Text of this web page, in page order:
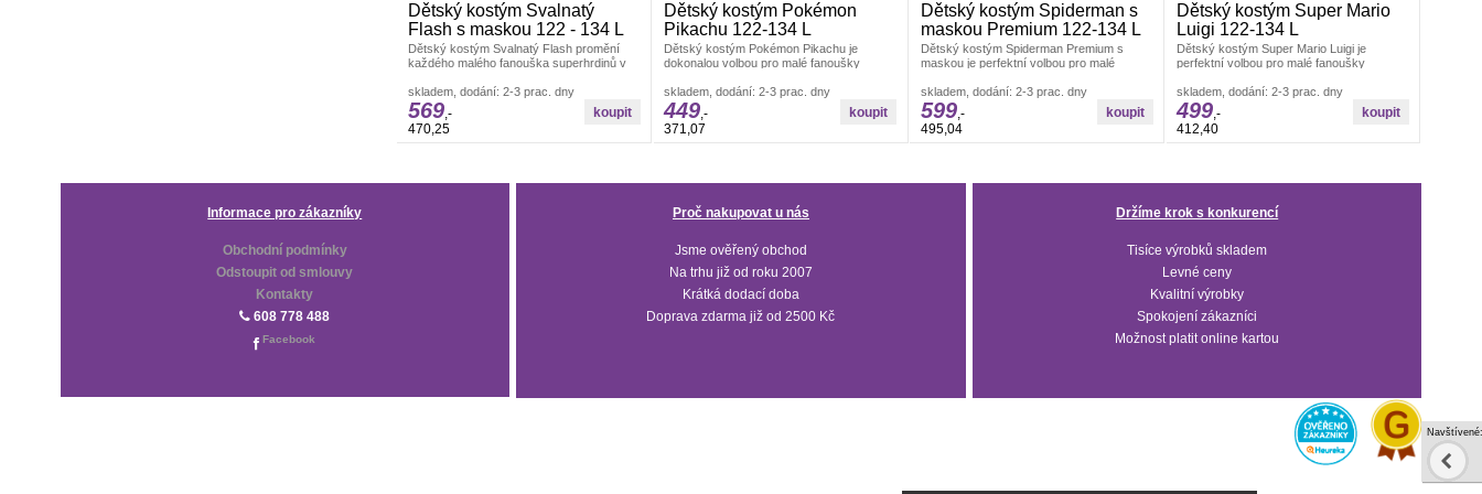
Dětský kostým Svalnatý
Flash s maskou 122 - 134 L
Dětský kostým Svalnatý Flash promění
každého malého fanouška superhrdinů v
skladem, dodání: 2-3 prac. dny
569,-
470,25
Dětský kostým Pokémon
Pikachu 122-134 L
Dětský kostým Pokémon Pikachu je
dokonalou volbou pro malé fanoušky
Pokémon.Tento
skladem, dodání: 2-3 prac. dny
449,-
371,07
Dětský kostým Spiderman s
maskou Premium 122-134 L
Dětský kostým Spiderman Premium s
maskou je perfektní volbou pro malé
skladem, dodání: 2-3 prac. dny
599,-
495,04
Dětský kostým Super Mario
Luigi 122-134 L
Dětský kostým Super Mario Luigi je
perfektní volbou pro malé fanoušky
série.Tento
skladem, dodání: 2-3 prac. dny
499,-
412,40
Informace pro zákazníky
Obchodní podmínky
Odstoupit od smlouvy
Kontakty
608 778 488
Facebook
Proč nakupovat u nás
Jsme ověřený obchod
Na trhu již od roku 2007
Krátká dodací doba
Doprava zdarma již od 2500 Kč
Držíme krok s konkurencí
Tisíce výrobků skladem
Levné ceny
Kvalitní výrobky
Spokojení zákazníci
Možnost platit online kartou
Navštívené: